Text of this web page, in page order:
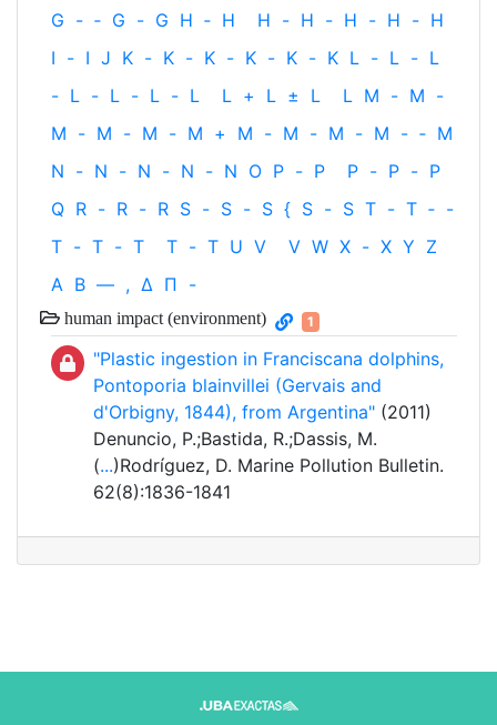
G - ‐ G - G H ‐ H H - H - H - H - H
I - I J K - K - K - K - K - K L - L - L
- L - L - L - L L + L ± L L M - M -
M - M - M - M + M - M - M - M - ‐ M
N - N - N - N - N O P - P P - P - P
Q R - R - R S - S - S { S - S T - T ‐ -
T - T - T T - T U V V W X - X Y Z
Α Β — , Δ Π -
human impact (environment) 1
"Plastic ingestion in Franciscana dolphins,
Pontoporia blainvillei (Gervais and
d'Orbigny, 1844), from Argentina" (2011)
Denuncio, P.;Bastida, R.;Dassis, M.
(...)Rodríguez, D. Marine Pollution Bulletin.
62(8):1836-1841